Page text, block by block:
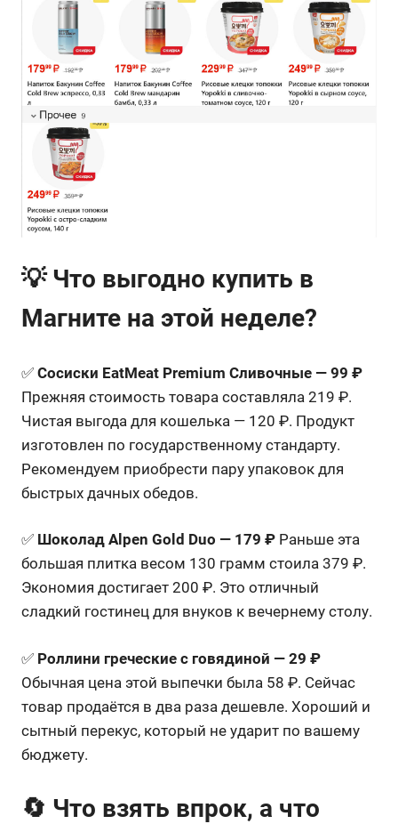
💡 Что выгодно купить в
Магните на этой неделе?
✅ Сосиски EatMeat Premium Сливочные — 99 ₽
Прежняя стоимость товара составляла 219 ₽.
Чистая выгода для кошелька — 120 ₽. Продукт
изготовлен по государственному стандарту.
Рекомендуем приобрести пару упаковок для
быстрых дачных обедов.
✅ Шоколад Alpen Gold Duo — 179 ₽ Раньше эта
большая плитка весом 130 грамм стоила 379 ₽.
Экономия достигает 200 ₽. Это отличный
сладкий гостинец для внуков к вечернему столу.
✅ Роллини греческие с говядиной — 29 ₽
Обычная цена этой выпечки была 58 ₽. Сейчас
товар продаётся в два раза дешевле. Хороший и
сытный перекус, который не ударит по вашему
бюджету.
🔄 Что взять впрок, а что